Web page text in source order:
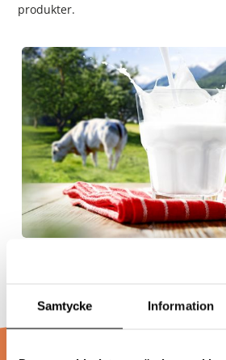
Samtycke Information
produkter.